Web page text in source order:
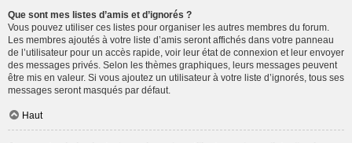
Que sont mes listes d’amis et d’ignorés ?
Vous pouvez utiliser ces listes pour organiser les autres membres du forum.
Les membres ajoutés à votre liste d’amis seront affichés dans votre panneau
de l’utilisateur pour un accès rapide, voir leur état de connexion et leur envoyer
des messages privés. Selon les thèmes graphiques, leurs messages peuvent
être mis en valeur. Si vous ajoutez un utilisateur à votre liste d’ignorés, tous ses
messages seront masqués par défaut.
Haut